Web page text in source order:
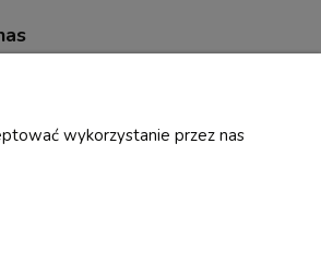
wykorzystanie przez nas